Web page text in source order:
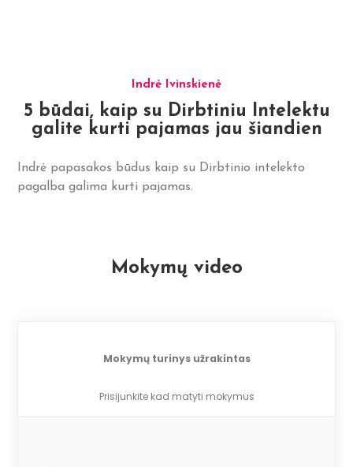
Indrė Ivinskienė
5 būdai, kaip su Dirbtiniu Intelektu
galite kurti pajamas jau šiandien
Indrė papasakos būdus kaip su Dirbtinio intelekto
pagalba galima kurti pajamas.
Mokymų video
Mokymų turinys užrakintas
Prisijunkite kad matyti mokymus